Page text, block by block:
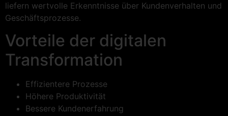
liefern wertvolle Erkenntnisse über Kundenverhalten und
Geschäftsprozesse.
Vorteile der digitalen
Transformation
Effizientere Prozesse
Höhere Produktivität
Bessere Kundenerfahrung